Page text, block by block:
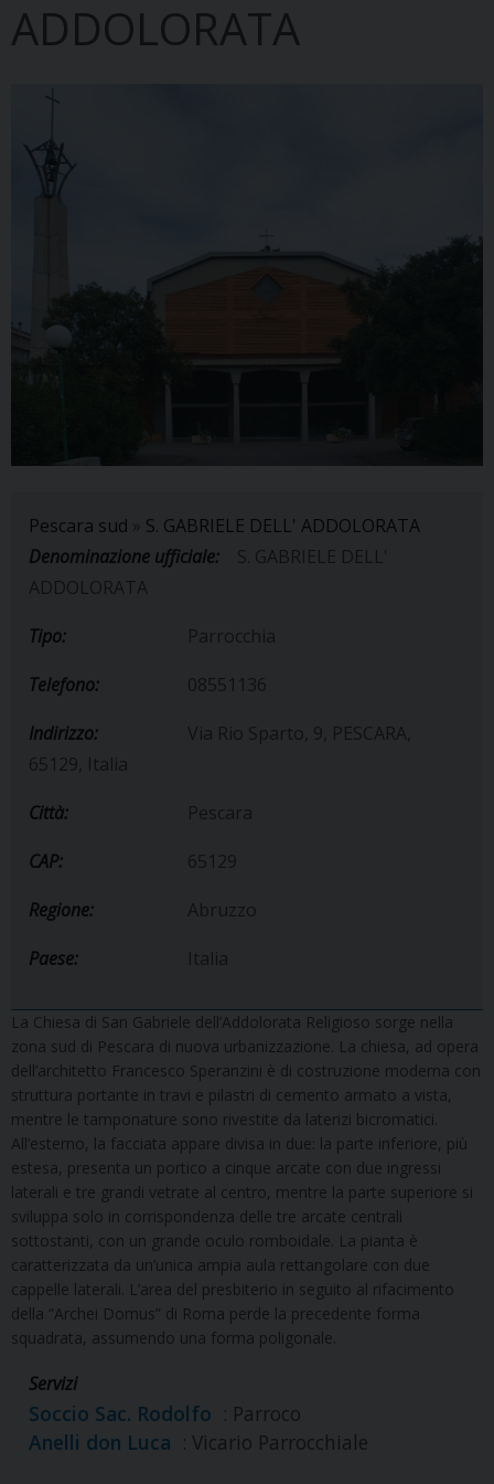
ADDOLORATA
Pescara sud » S. GABRIELE DELL' ADDOLORATA
Denominazione ufficiale:
S. GABRIELE DELL'
ADDOLORATA
Tipo:
Parrocchia
Telefono:
08551136
Indirizzo:
Via Rio Sparto, 9, PESCARA,
65129, Italia
Città:
Pescara
CAP:
65129
Regione:
Abruzzo
Paese:
Italia
La Chiesa di San Gabriele dell’Addolorata Religioso sorge nella
zona sud di Pescara di nuova urbanizzazione. La chiesa, ad opera
dell’architetto Francesco Speranzini è di costruzione moderna con
struttura portante in travi e pilastri di cemento armato a vista,
mentre le tamponature sono rivestite da laterizi bicromatici.
All’esterno, la facciata appare divisa in due: la parte inferiore, più
estesa, presenta un portico a cinque arcate con due ingressi
laterali e tre grandi vetrate al centro, mentre la parte superiore si
sviluppa solo in corrispondenza delle tre arcate centrali
sottostanti, con un grande oculo romboidale. La pianta è
caratterizzata da un’unica ampia aula rettangolare con due
cappelle laterali. L’area del presbiterio in seguito al rifacimento
della “Archei Domus” di Roma perde la precedente forma
squadrata, assumendo una forma poligonale.
Servizi
Soccio Sac. Rodolfo : Parroco
Anelli don Luca : Vicario Parrocchiale